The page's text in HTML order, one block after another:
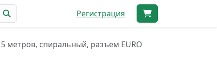
Регистрация
метров, спиральный, разъем EURO